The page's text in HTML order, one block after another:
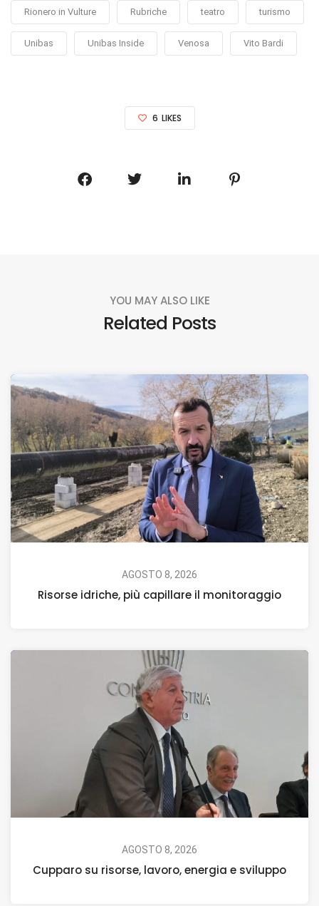
Rionero in Vulture Rubriche teatro turismo
Unibas Unibas Inside Venosa Vito Bardi
6 LIKES
YOU MAY ALSO LIKE
Related Posts
AGOSTO 8, 2026
Risorse idriche, più capillare il monitoraggio
AGOSTO 8, 2026
Cupparo su risorse, lavoro, energia e sviluppo